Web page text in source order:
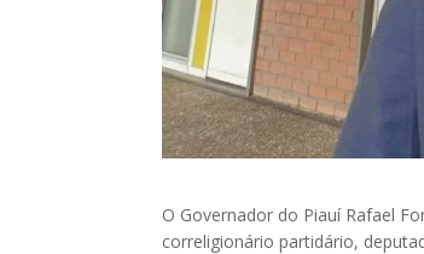
O Governador do Piauí Rafael
correligionário partidário,